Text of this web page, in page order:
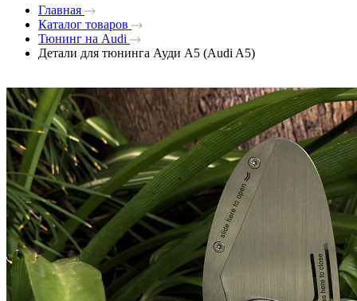
Главная
Каталог товаров
Тюнинг на Audi
Детали для тюнинга Ауди A5 (Audi A5)